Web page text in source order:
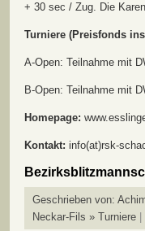
+ 30 sec / Zug. Die
Turniere (Preisfonds
A-Open: Teilnahme mit
B-Open: Teilnahme mit
Homepage:
Kontakt: info(at)rsk-
Geschrieben von:
Neckar-Fils » Turniere